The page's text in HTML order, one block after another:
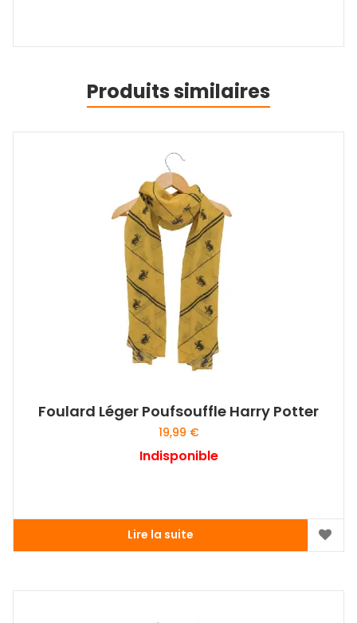
Produits similaires
Foulard Léger Poufsouffle Harry Potter
19,99 €
Indisponible
Lire la suite